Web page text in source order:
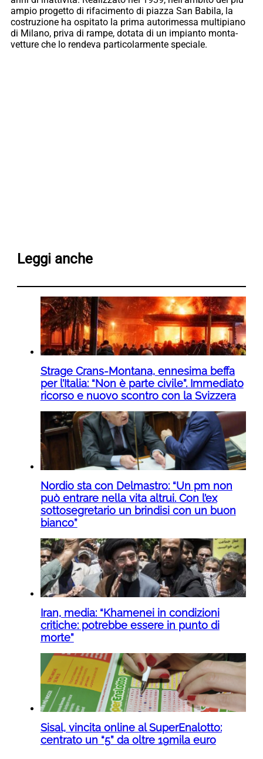
ampio progetto di rifacimento di piazza San Babila, la
costruzione ha ospitato la prima autorimessa multipiano
di Milano, priva di rampe, dotata di un impianto monta-
vetture che lo rendeva particolarmente speciale.
Leggi anche
Strage Crans-Montana, ennesima beffa
per l’Italia: “Non è parte civile”. Immediato
ricorso e nuovo scontro con la Svizzera
Nordio sta con Delmastro: “Un pm non
può entrare nella vita altrui. Con l’ex
sottosegretario un brindisi con un buon
bianco”
Iran, media: “Khamenei in condizioni
critiche: potrebbe essere in punto di
morte”
Sisal, vincita online al SuperEnalotto:
centrato un “5” da oltre 19mila euro